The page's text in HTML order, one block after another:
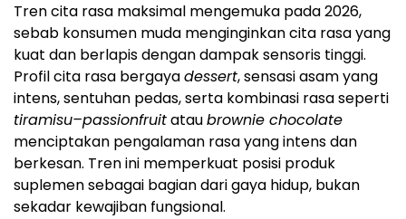
Tren cita rasa maksimal mengemuka pada 2026,
sebab konsumen muda menginginkan cita rasa yang
kuat dan berlapis dengan dampak sensoris tinggi.
Profil cita rasa bergayadessert, sensasi asam yang
intens, sentuhan pedas, serta kombinasi rasa seperti
tiramisu–passionfruitataubrownie chocolate
menciptakan pengalaman rasa yang intens dan
berkesan. Tren ini memperkuat posisi produk
suplemen sebagai bagian dari gaya hidup, bukan
sekadar kewajiban fungsional.